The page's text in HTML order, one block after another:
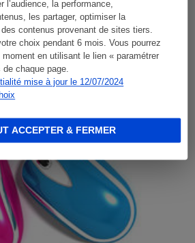
l’audience, la performance,
les partager, optimiser la
contenus provenant de sites tiers.
choix pendant 6 mois. Vous pourrez
moment en utilisant le lien « paramétrer
de chaque page.
mise à jour le 12/07/2024
ACCEPTER & FERMER